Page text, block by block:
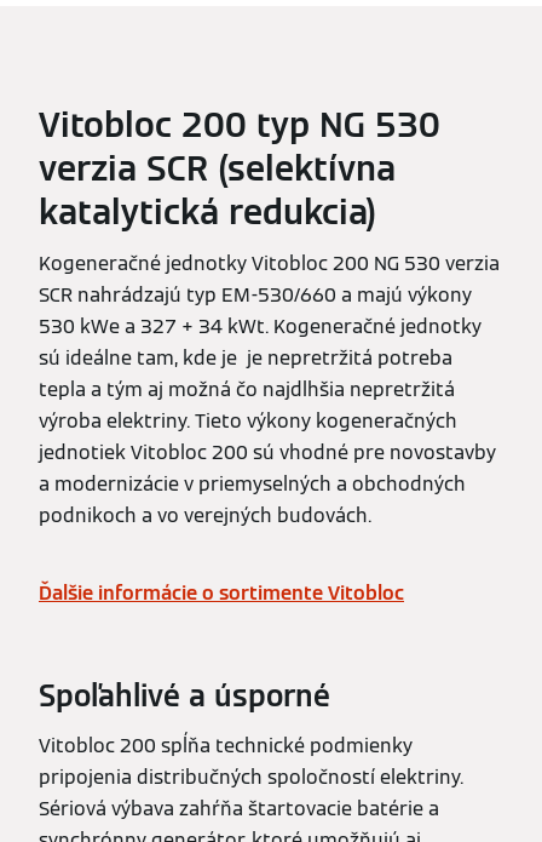
Vitobloc 200 typ NG 530
verzia SCR (selektívna
katalytická redukcia)
Kogeneračné jednotky Vitobloc 200 NG 530 verzia
SCR nahrádzajú typ EM-530/660 a majú výkony
530 kWe a 327 + 34 kWt. Kogeneračné jednotky
sú ideálne tam, kde je je nepretržitá potreba
tepla a tým aj možná čo najdlhšia nepretržitá
výroba elektriny. Tieto výkony kogeneračných
jednotiek Vitobloc 200 sú vhodné pre novostavby
a modernizácie v priemyselných a obchodných
podnikoch a vo verejných budovách.
Ďalšie informácie o sortimente Vitobloc
Spoľahlivé a úsporné
Vitobloc 200 spĺňa technické podmienky
pripojenia distribučných spoločností elektriny.
Sériová výbava zahŕňa štartovacie batérie a